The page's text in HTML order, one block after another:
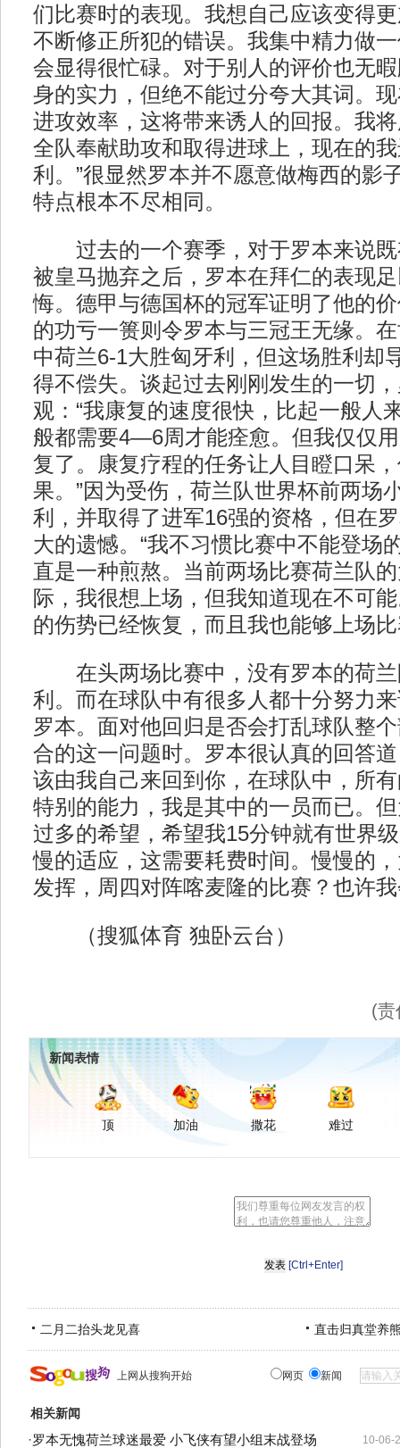
们比赛时的表现。我想自己应该变得
不断修正所犯的错误。我集中精力做
会显得很忙碌。对于别人的评价也无
身的实力，但绝不能过分夸大其词。
进攻效率，这将带来诱人的回报。我
全队奉献助攻和取得进球上，现在的
利。”很显然罗本并不愿意做梅西的影
特点根本不尽相同。
过去的一个赛季，对于罗本来说既
被皇马抛弃之后，罗本在拜仁的表现
悔。德甲与德国杯的冠军证明了他的
的功亏一篑则令罗本与三冠王无缘。
中荷兰6-1大胜匈牙利，但这场胜利却
得不偿失。谈起过去刚刚发生的一切
观：“我康复的速度很快，比起一般人
般都需要4—6周才能痊愈。但我仅仅
复了。康复疗程的任务让人目瞪口呆
果。”因为受伤，荷兰队世界杯前两场
利，并取得了进军16强的资格，但在
大的遗憾。“我不习惯比赛中不能登场
直是一种煎熬。当前两场比赛荷兰队
际，我很想上场，但我知道现在不可
的伤势已经恢复，而且我也能够上场比
在头两场比赛中，没有罗本的荷兰
利。而在球队中有很多人都十分努力
罗本。面对他回归是否会打乱球队整
合的这一问题时。罗本很认真的回答
该由我自己来回到你，在球队中，所
特别的能力，我是其中的一员而已。
过多的希望，希望我15分钟就有世界
慢的适应，这需要耗费时间。慢慢的
发挥，周四对阵喀麦隆的比赛？也许我
（搜狐体育 独卧云台）
(责
新闻表情
顶 加油 撒花 难过
[Ctrl+Enter]
二月二抬头龙见喜 直击归真堂养
上网从搜狗开始 网页 新闻
相关新闻
10-06-
·罗本无愧荷兰球迷最爱 小飞侠有望小组末战登场